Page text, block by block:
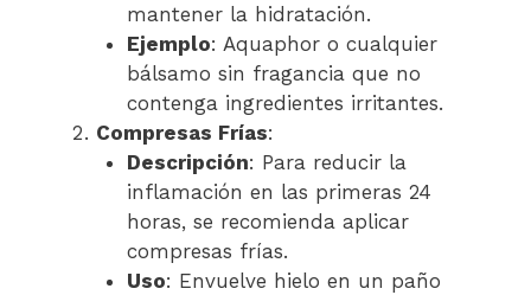
mantener la hidratación.
Ejemplo: Aquaphor o cualquier
bálsamo sin fragancia que no
contenga ingredientes irritantes.
Compresas Frías:
Descripción: Para reducir la
inflamación en las primeras 24
horas, se recomienda aplicar
compresas frías.
Uso: Envuelve hielo en un paño